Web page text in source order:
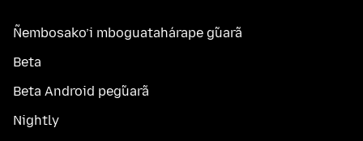
Ñembosako’i mboguatahárape g̃uarã
Beta
Beta Android peg̃uarã
Nightly